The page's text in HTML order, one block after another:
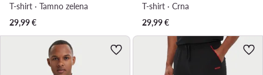
T-shirt · Tamno zelena
29,99€
T-shirt · Crna
29,99€